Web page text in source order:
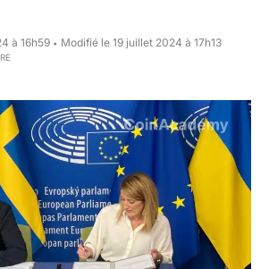
à 16h59 • Modifié le 19 juillet 2024 à 17h13